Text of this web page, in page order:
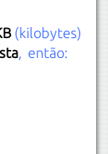
(kilobytes)
, então: